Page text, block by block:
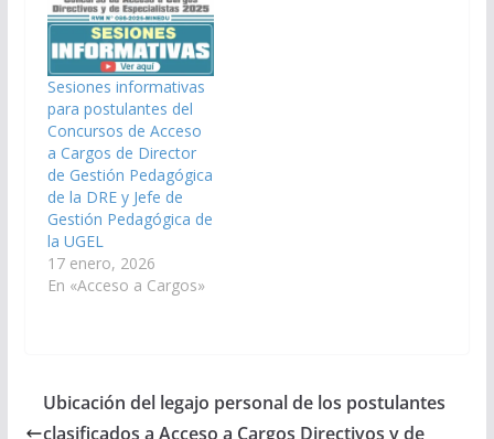
Sesiones informativas
para postulantes del
Concursos de Acceso
a Cargos de Director
de Gestión Pedagógica
de la DRE y Jefe de
Gestión Pedagógica de
la UGEL
17 enero, 2026
En «Acceso a Cargos»
Ubicación del legajo personal de los postulantes
clasificados a Acceso a Cargos Directivos y de